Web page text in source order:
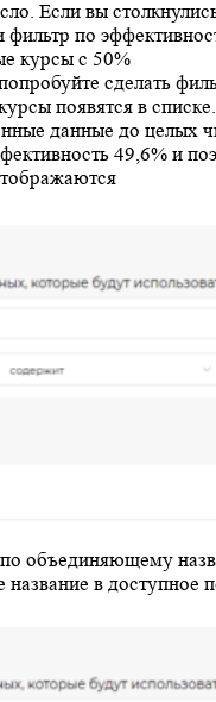
Если вы
фильтр по
курсы с 50%
сделать
появятся в
данные до целых
49,6% и
объединяющему
название в доступное